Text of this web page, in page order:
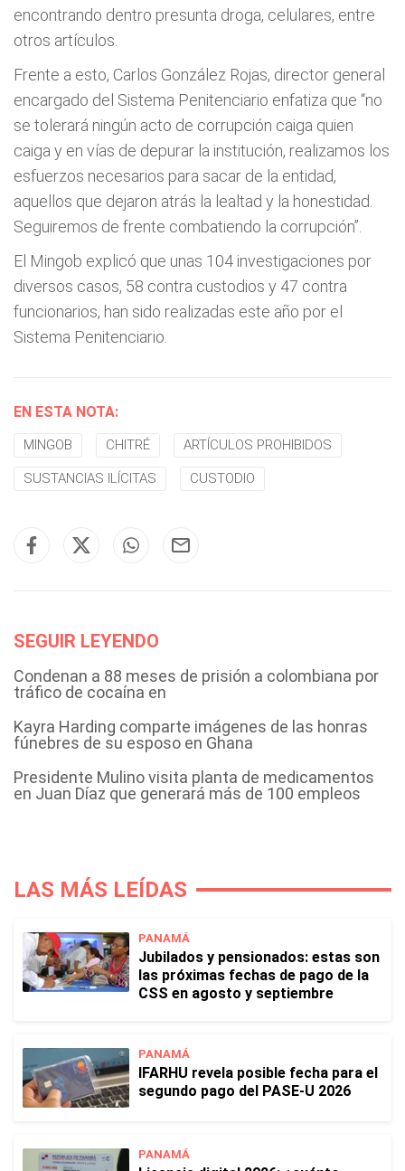
encontrando dentro presunta droga, celulares, entre
otros artículos.
Frente a esto, Carlos González Rojas, director general
encargado del Sistema Penitenciario enfatiza que “no
se tolerará ningún acto de corrupción caiga quien
caiga y en vías de depurar la institución, realizamos los
esfuerzos necesarios para sacar de la entidad,
aquellos que dejaron atrás la lealtad y la honestidad.
Seguiremos de frente combatiendo la corrupción”.
El Mingob explicó que unas 104 investigaciones por
diversos casos, 58 contra custodios y 47 contra
funcionarios, han sido realizadas este año por el
Sistema Penitenciario.
EN ESTA NOTA:
MINGOB CHITRÉ ARTÍCULOS PROHIBIDOS
SUSTANCIAS ILÍCITAS CUSTODIO
SEGUIR LEYENDO
Condenan a 88 meses de prisión a colombiana por
tráfico de cocaína en
Kayra Harding comparte imágenes de las honras
fúnebres de su esposo en Ghana
Presidente Mulino visita planta de medicamentos
en Juan Díaz que generará más de 100 empleos
LAS MÁS LEÍDAS
PANAMÁ
Jubilados y pensionados: estas son
las próximas fechas de pago de la
CSS en agosto y septiembre
PANAMÁ
IFARHU revela posible fecha para el
segundo pago del PASE-U 2026
PANAMÁ